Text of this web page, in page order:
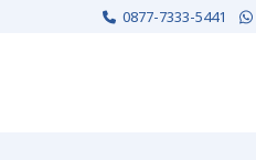
0877-7333-5441